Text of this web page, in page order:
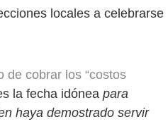
locales a celebrarse
de cobrar los “costos
la fecha idónea para
haya demostrado servir